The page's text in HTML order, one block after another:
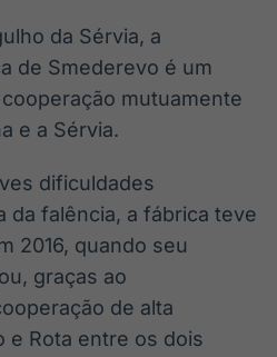
Broadcast
Radar
notícias e
conteúdos
Broadcast
de investimento
no Brasil
IA
Em breve
BroadFast
da Sérvia, a
de Smederevo é um
mutuamente
e a Sérvia.
dificuldades
da falência, a fábrica teve
2016, quando seu
graças ao
de alta
e Rota entre os dois